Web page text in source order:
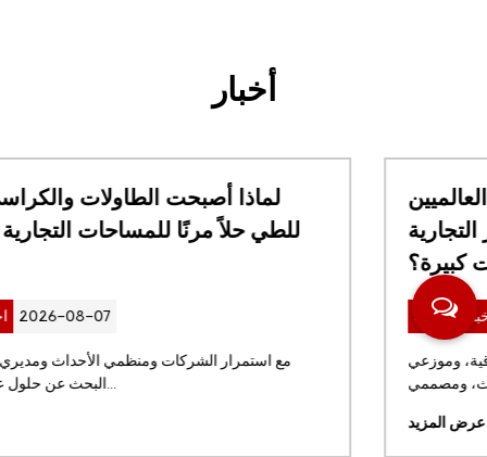
أخبار
ما الذي يجب على المشترين العالميين
مراعاته قبل طلب مقاعد البار التجارية
اخبار الصناعة
بالنسبة لمجموعات المطاعم العالمية، والمشاريع الفندقية، وموزعي